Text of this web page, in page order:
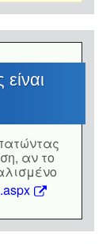
αν το